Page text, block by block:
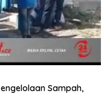
Sampah,